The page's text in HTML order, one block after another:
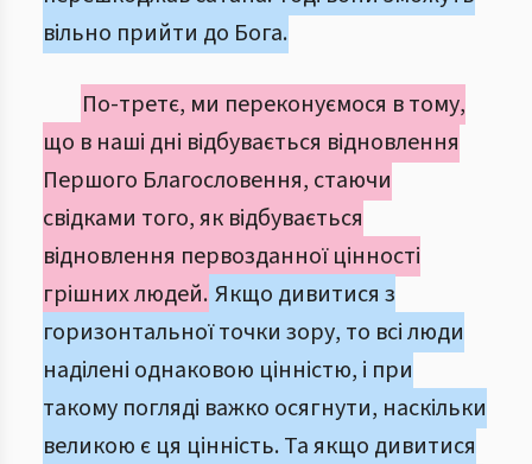
вільно прийти до Бога.
По-третє, ми переконуємося в тому,
що в наші дні відбувається відновлення
Першого Благословення, стаючи
свідками того, як відбувається
відновлення первозданної цінності
грішних людей. Якщо дивитися з
горизонтальної точки зору, то всі люди
наділені однаковою цінністю, і при
такому погляді важко осягнути, наскільки
великою є ця цінність. Та якщо дивитися